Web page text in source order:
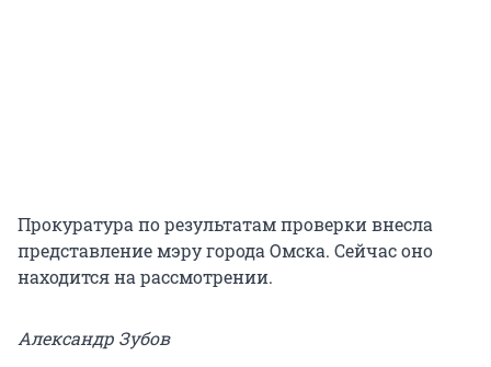
Прокуратура по результатам проверки внесла
представление мэру города Омска. Сейчас оно
находится на рассмотрении.
Александр Зубов